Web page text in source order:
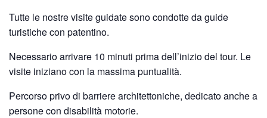
Tutte le nostre visite guidate sono condotte da guide
turistiche con patentino.
Necessario arrivare 10 minuti prima dell’inizio del tour. Le
visite iniziano con la massima puntualità.
Percorso privo di barriere architettoniche, dedicato anche a
persone con disabilità motorie.